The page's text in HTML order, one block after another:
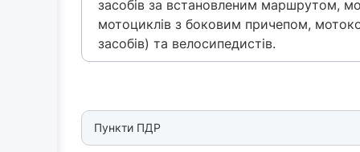
засобів за встановленим маршрутом,
мотоциклів з боковим причепом,
засобів) та велосипедистів.
Пункти ПДР